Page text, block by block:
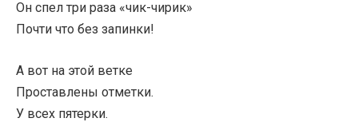
Он спел три раза «чик-чирик»
Почти что без запинки!
А вот на этой ветке
Проставлены отметки.
У всех пятерки.